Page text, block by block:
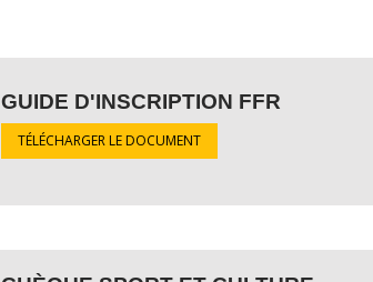
GUIDE D'INSCRIPTION FFR
TÉLÉCHARGER LE DOCUMENT